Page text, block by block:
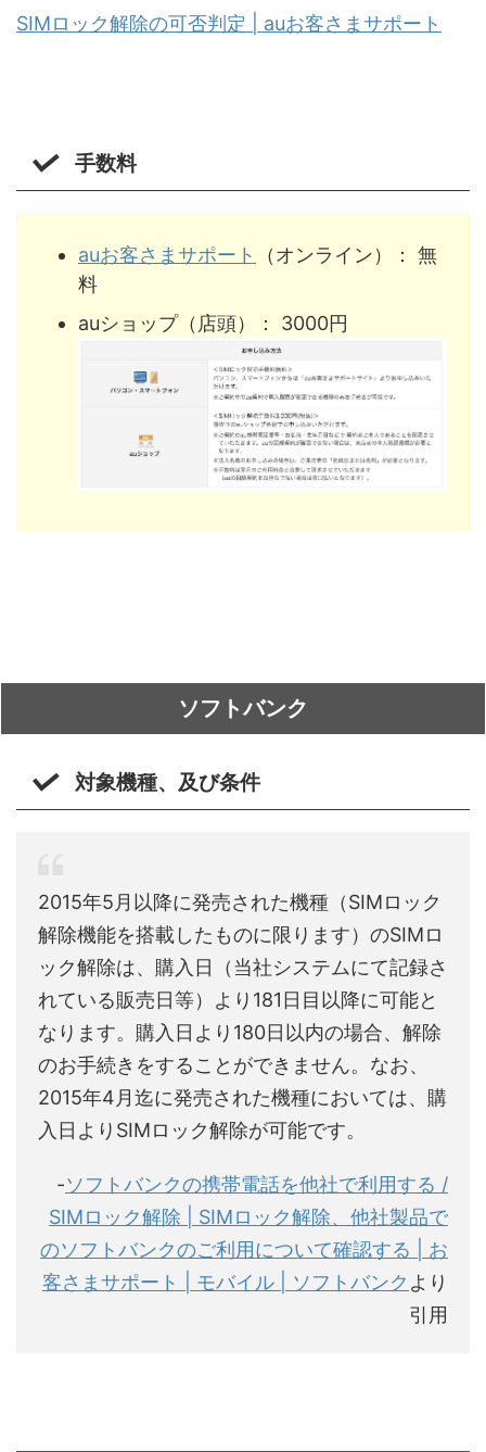
SIMロック解除の可否判定 | auお客さまサポート
手数料
auお客さまサポート
（オンライン）： 無
料
auショップ（店頭）： 3000円
ソフトバンク
対象機種、及び条件
2015年5月以降に発売された機種（SIMロック
解除機能を搭載したものに限ります）のSIMロ
ック解除は、購入日（当社システムにて記録さ
れている販売日等）より181日目以降に可能と
なります。購入日より180日以内の場合、解除
のお手続きをすることができません。なお、
2015年4月迄に発売された機種においては、購
入日よりSIMロック解除が可能です。
-ソフトバンクの携帯電話を他社で利用する /
SIMロック解除 | SIMロック解除、他社製品で
のソフトバンクのご利用について確認する | お
客さまサポート | モバイル | ソフトバンク より
引用